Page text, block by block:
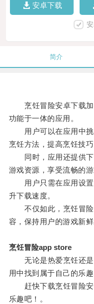
安卓下载
简介
烹饪冒险安卓下载加
功能于一体的应用。
用户可以在应用中挑
烹饪方法，提高烹饪技巧
同时，应用还提供下
游戏资源，享受流畅的游
用户只需在应用设置
升下载速度。
不仅如此，烹饪冒险
容，保持用户的游戏新鲜
烹饪冒险app store
无论是热爱烹饪还是
用中找到属于自己的乐趣
赶快下载烹饪冒险安
乐趣吧！。